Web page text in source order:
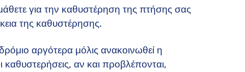
για την καθυστέρηση της πτήσης σας
της καθυστέρησης.
αργότερα μόλις ανακοινωθεί η
καθυστερήσεις, αν και προβλέπονται,